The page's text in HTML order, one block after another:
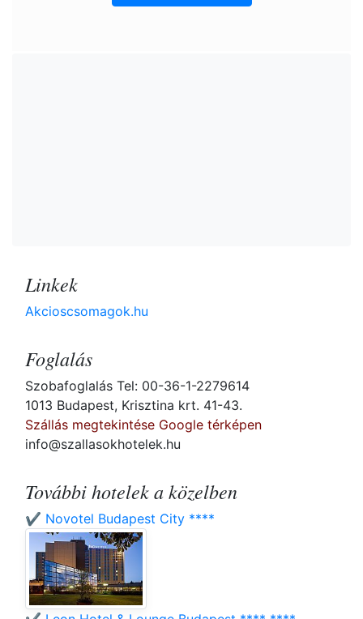
Linkek
Akcioscsomagok.hu
Foglalás
Szobafoglalás Tel: 00-36-1-2279614
1013 Budapest, Krisztina krt. 41-43.
Szállás megtekintése Google térképen
info@szallasokhotelek.hu
További hotelek a közelben
✔️ Novotel Budapest City ****